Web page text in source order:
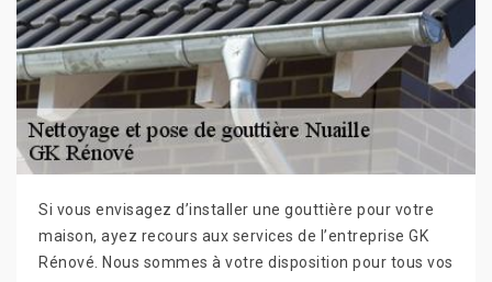
Si vous envisagez d’installer une gouttière pour votre
maison, ayez recours aux services de l’entreprise GK
Rénové. Nous sommes à votre disposition pour tous vos